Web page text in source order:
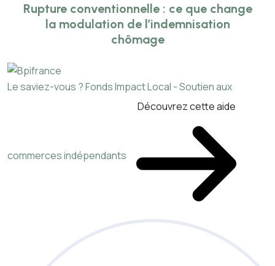
Rupture conventionnelle : ce que change
la modulation de l’indemnisation
chômage
Le saviez-vous ?Fonds Impact Local - Soutien aux
commerces indépendants
Découvrez cette aide